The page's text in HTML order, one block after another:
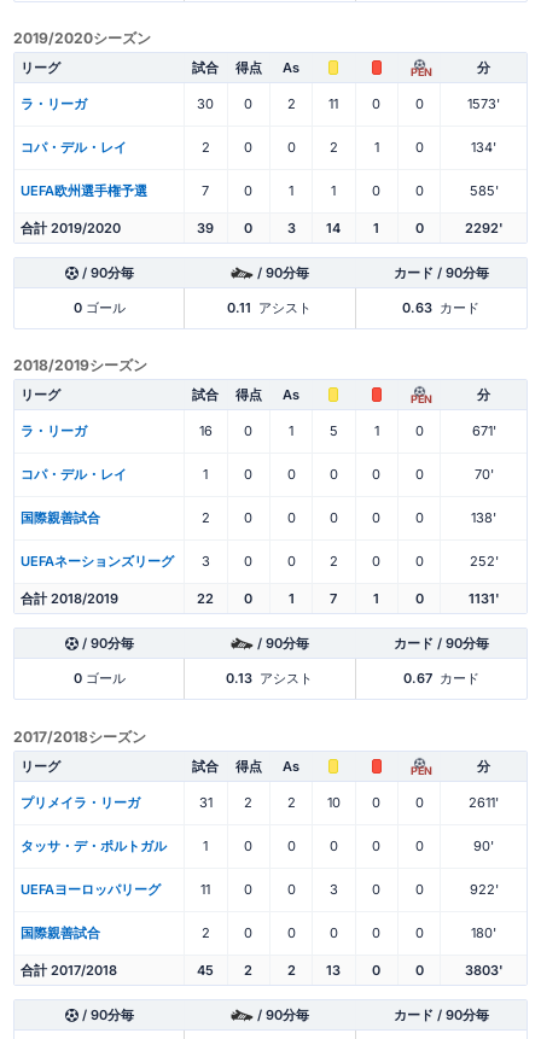
2019/2020シーズン
リーグ 試合 得点 As PEN 分
ラ・リーガ 30 0 2 11 0 0 1573'
コパ・デル・レイ 2 0 0 2 1 0 134'
UEFA欧州選手権予選 7 0 1 1 0 0 585'
合計 2019/2020 39 0 3 14 1 0 2292'
/ 90分毎 / 90分毎 カード / 90分毎
0ゴール 0.11 アシスト 0.63 カード
2018/2019シーズン
リーグ 試合 得点 As PEN 分
ラ・リーガ 16 0 1 5 1 0 671'
コパ・デル・レイ 1 0 0 0 0 0 70'
国際親善試合 2 0 0 0 0 0 138'
UEFAネーションズリーグ 3 0 0 2 0 0 252'
合計 2018/2019 22 0 1 7 1 0 1131'
/ 90分毎 / 90分毎 カード / 90分毎
0ゴール 0.13 アシスト 0.67 カード
2017/2018シーズン
リーグ 試合 得点 As PEN 分
プリメイラ・リーガ 31 2 2 10 0 0 2611'
タッサ・デ・ポルトガル 1 0 0 0 0 0 90'
UEFAヨーロッパリーグ 11 0 0 3 0 0 922'
国際親善試合 2 0 0 0 0 0 180'
合計 2017/2018 45 2 2 13 0 0 3803'
/ 90分毎 / 90分毎 カード / 90分毎